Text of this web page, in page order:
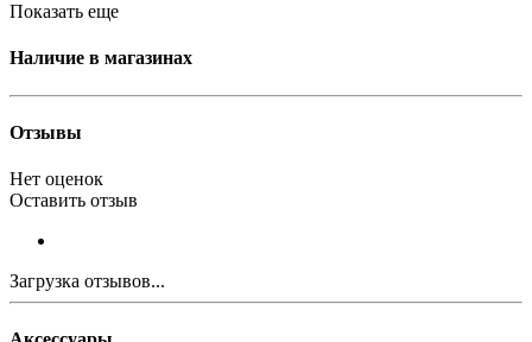
Показать еще
Наличие в магазинах
Отзывы
Нет оценок
Оставить отзыв
Загрузка отзывов...